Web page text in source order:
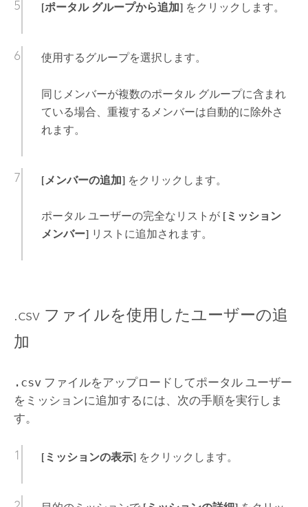
[ポータル グループから追加]をクリックします。
使用するグループを選択します。
同じメンバーが複数のポータル グループに含まれ
ている場合、重複するメンバーは自動的に除外さ
れます。
[メンバーの追加]をクリックします。
ポータル ユーザーの完全なリストが [ミッション
メンバー]リストに追加されます。
.csv ファイルを使用したユーザーの追
加
.csvファイルをアップロードしてポータル ユーザー
をミッションに追加するには、次の手順を実行しま
す。
[ミッションの表示]をクリックします。